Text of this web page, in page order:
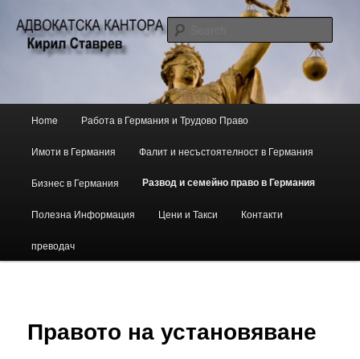
Български адвокат в Берлин
Skip
to
primary
Home Работа в Германия и Трудово Право
Имоти в Германия Фалит и несъстоятелност в Германия
Бизнес в Германия Развод и семейно право в Германия
Полезна Информация Цени и Такси Контакти
преводач
Правото на установяване